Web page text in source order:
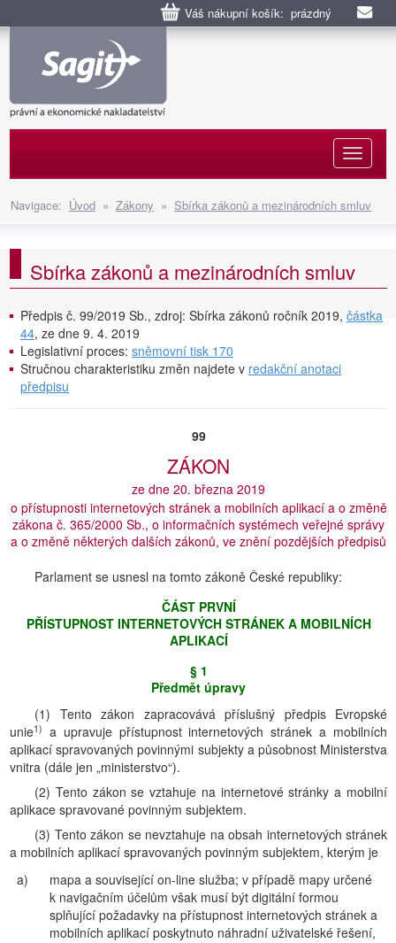
Váš nákupní košík: prázdný
Navigace: Úvod » Zákony » Sbírka zákonů a mezinárodních smluv
Sbírka zákonů a mezinárodních smluv
Předpis č. 99/2019 Sb., zdroj: Sbírka zákonů ročník 2019, částka
44, ze dne 9. 4. 2019
Legislativní proces: sněmovní tisk 170
Stručnou charakteristiku změn najdete v redakční anotaci
předpisu
99
ZÁKON
ze dne 20. března 2019
o přístupnosti internetových stránek a mobilních aplikací a o změně
zákona č. 365/2000 Sb., o informačních systémech veřejné správy
a o změně některých dalších zákonů, ve znění pozdějších předpisů
Parlament se usnesl na tomto zákoně České republiky:
ČÁST PRVNÍ
PŘÍSTUPNOST INTERNETOVÝCH STRÁNEK A MOBILNÍCH
APLIKACÍ
§ 1
Předmět úpravy
(1) Tento zákon zapracovává příslušný předpis Evropské
unie1) a upravuje přístupnost internetových stránek a mobilních
aplikací spravovaných povinnými subjekty a působnost Ministerstva
vnitra (dále jen „ministerstvo“).
(2) Tento zákon se vztahuje na internetové stránky a mobilní
aplikace spravované povinným subjektem.
(3) Tento zákon se nevztahuje na obsah internetových stránek
a mobilních aplikací spravovaných povinným subjektem, kterým je
a)
mapa a související on-line služba; v případě mapy určené
k navigačním účelům však musí být digitální formou
splňující požadavky na přístupnost internetových stránek a
mobilních aplikací poskytnuto náhradní uživatelské řešení,